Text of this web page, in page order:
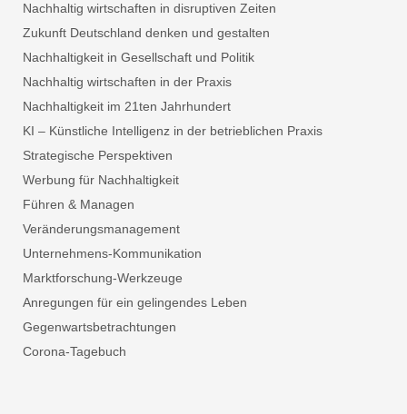
Nachhaltig wirtschaften in disruptiven Zeiten
Zukunft Deutschland denken und gestalten
Nachhaltigkeit in Gesellschaft und Politik
Nachhaltig wirtschaften in der Praxis
Nachhaltigkeit im 21ten Jahrhundert
KI – Künstliche Intelligenz in der betrieblichen Praxis
Strategische Perspektiven
Werbung für Nachhaltigkeit
Führen & Managen
Veränderungsmanagement
Unternehmens-Kommunikation
Marktforschung-Werkzeuge
Anregungen für ein gelingendes Leben
Gegenwartsbetrachtungen
Corona-Tagebuch